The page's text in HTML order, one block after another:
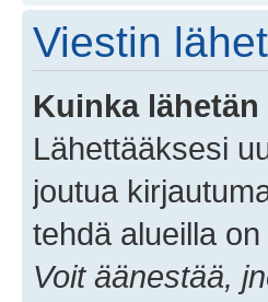
Viestin
Kuinka
Lähettääksesi
joutua
tehdä alueilla
Voit äänestää,